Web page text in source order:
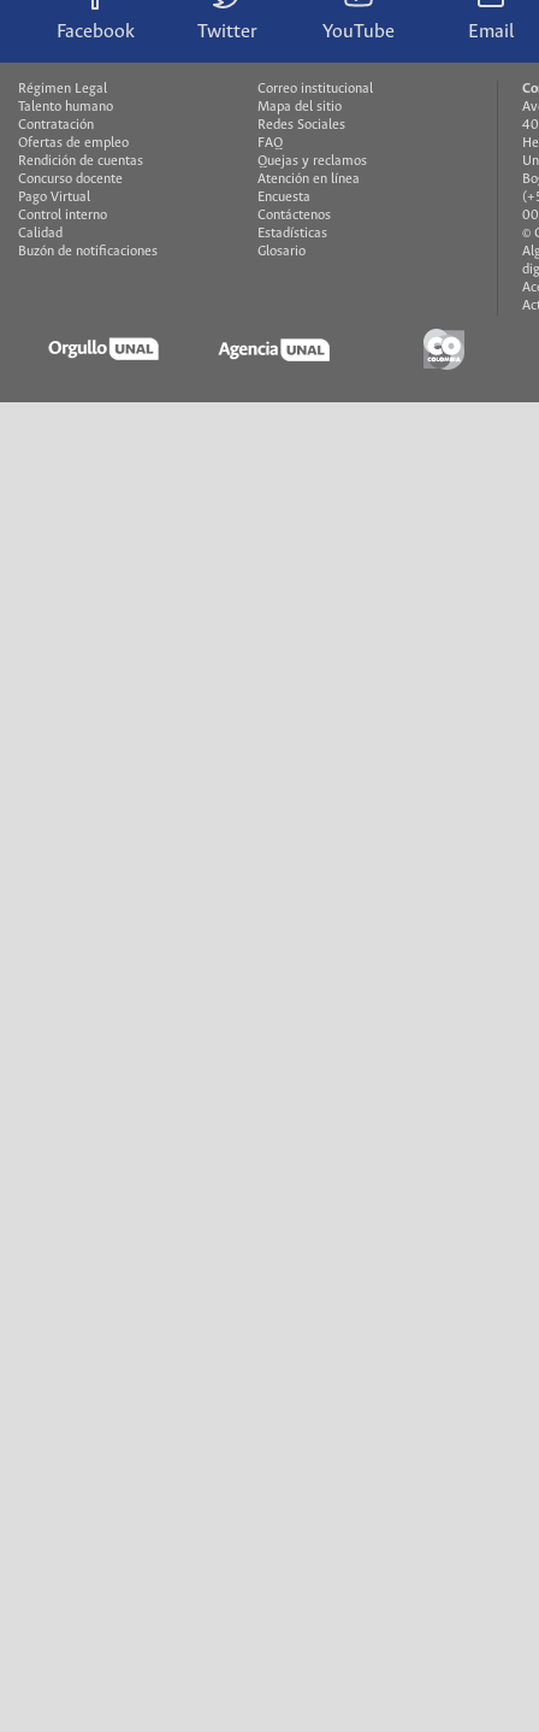
Facebook Twitter YouTube Email
Régimen Legal
Talento humano
Contratación
Ofertas de empleo
Rendición de cuentas
Concurso docente
Pago Virtual
Control interno
Calidad
Buzón de notificaciones
Correo institucional
Mapa del sitio
Redes Sociales
FAQ
Quejas y reclamos
Atención en línea
Encuesta
Contáctenos
Estadísticas
Glosario
©